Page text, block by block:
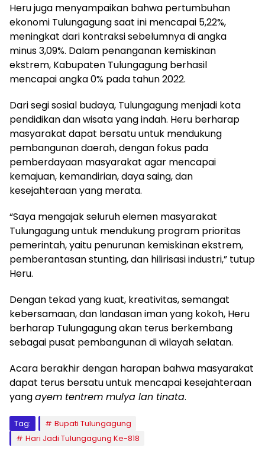
Heru juga menyampaikan bahwa pertumbuhan
ekonomi Tulungagung saat ini mencapai 5,22%,
meningkat dari kontraksi sebelumnya di angka
minus 3,09%. Dalam penanganan kemiskinan
ekstrem, Kabupaten Tulungagung berhasil
mencapai angka 0% pada tahun 2022.
Dari segi sosial budaya, Tulungagung menjadi kota
pendidikan dan wisata yang indah. Heru berharap
masyarakat dapat bersatu untuk mendukung
pembangunan daerah, dengan fokus pada
pemberdayaan masyarakat agar mencapai
kemajuan, kemandirian, daya saing, dan
kesejahteraan yang merata.
“Saya mengajak seluruh elemen masyarakat
Tulungagung untuk mendukung program prioritas
pemerintah, yaitu penurunan kemiskinan ekstrem,
pemberantasan stunting, dan hilirisasi industri,” tutup
Heru.
Dengan tekad yang kuat, kreativitas, semangat
kebersamaan, dan landasan iman yang kokoh, Heru
berharap Tulungagung akan terus berkembang
sebagai pusat pembangunan di wilayah selatan.
Acara berakhir dengan harapan bahwa masyarakat
dapat terus bersatu untuk mencapai kesejahteraan
yangayem tentrem mulya lan tinata.
Tag:
Bupati Tulungagung
Hari Jadi Tulungagung Ke-818